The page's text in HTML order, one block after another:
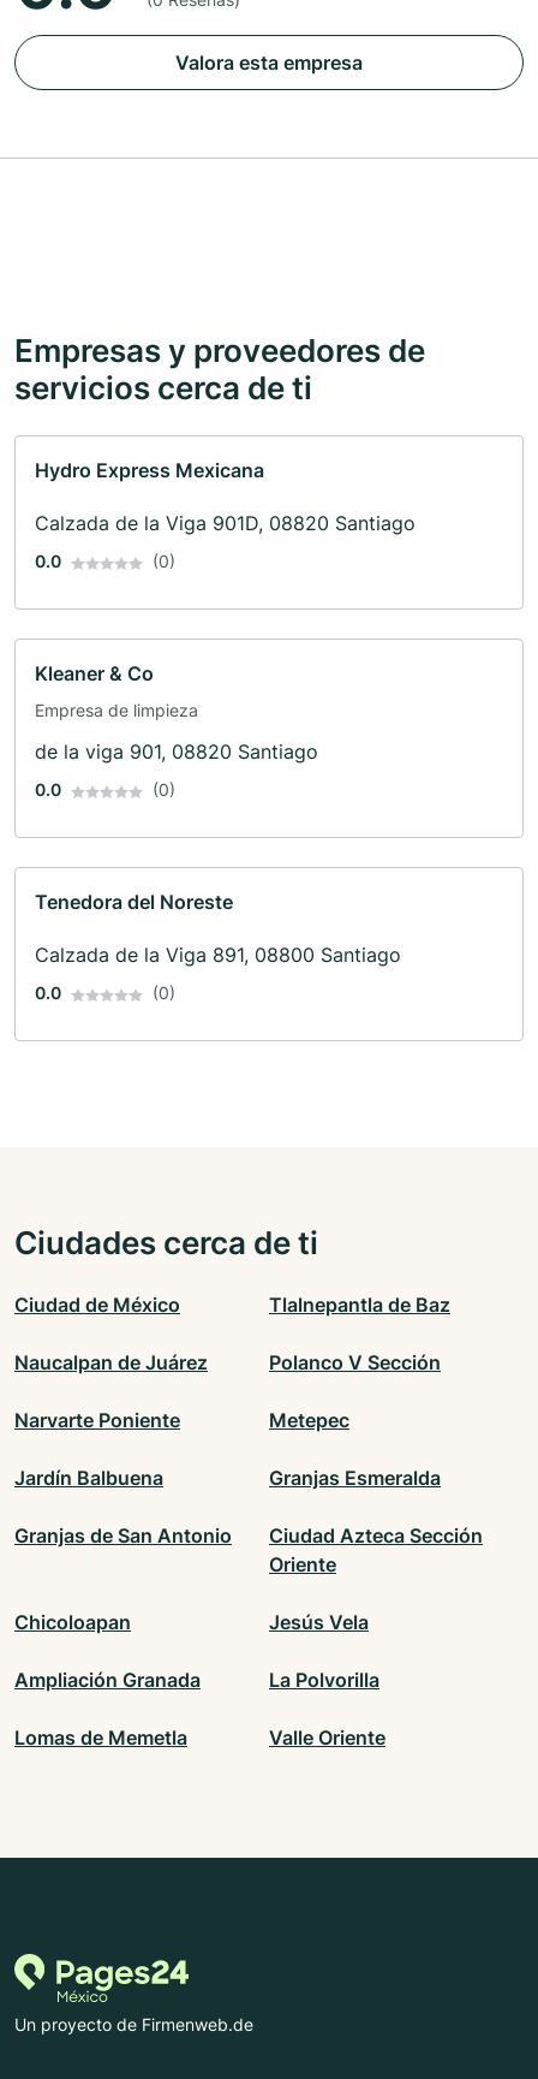
Valora esta empresa
Empresas y proveedores de
servicios cerca de ti
Hydro Express Mexicana
Calzada de la Viga 901D, 08820 Santiago
0.0 (0)
Kleaner & Co
Empresa de limpieza
de la viga 901, 08820 Santiago
0.0 (0)
Tenedora del Noreste
Calzada de la Viga 891, 08800 Santiago
0.0 (0)
Ciudades cerca de ti
Ciudad de México Tlalnepantla de Baz
Naucalpan de Juárez Polanco V Sección
Narvarte Poniente Metepec
Jardín Balbuena Granjas Esmeralda
Granjas de San Antonio
Ciudad Azteca Sección
Oriente
Chicoloapan Jesús Vela
Ampliación Granada La Polvorilla
Lomas de Memetla Valle Oriente
Un proyecto de Firmenweb.de